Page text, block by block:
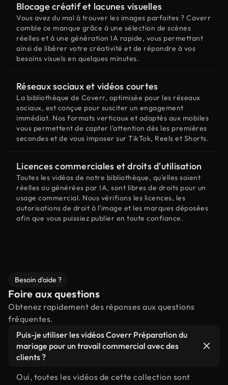
Blocage créatif et lacunes visuelles
Vous avez du mal à trouver les images parfaites ? Coverr
comble ce manque grâce à une sélection de scènes
réelles et à une génération IA rapide, vous permettant
ainsi de libérer votre créativité et de répondre à vos
besoins visuels en quelques minutes.
Réseaux sociaux et vidéos courtes
La bibliothèque de Coverr, optimisée pour les réseaux
sociaux, est conçue pour susciter un engagement
immédiat. Nos formats verticaux et adaptés aux mobiles
vous permettent de capter l'attention dès les premières
secondes et de vous imposer sur TikTok, Reels et Shorts.
Licences commerciales et droits d'utilisation
Toutes les vidéos de notre bibliothèque, qu'elles soient
réelles ou générées par IA, sont libres de droits pour un
usage commercial. Nous vérifions les licences, les
autorisations de droit à l'image et les marques déposées
afin que vous puissiez publier en toute confiance.
Besoin d'aide ?
Foire aux questions
Obtenez rapidement des réponses aux questions
fréquentes.
Puis-je utiliser les vidéos Coverr Préparation du
mariage pour un travail commercial avec des
clients ?
Oui, toutes les vidéos de cette collection sont